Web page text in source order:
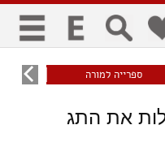
title
סימון כותרות
ספרייה למורה עוני
את התג